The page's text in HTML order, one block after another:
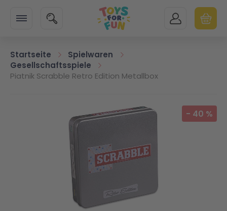
SUCHE MEIN KONTO
Startseite
Spielwaren
Gesellschaftsspiele
Piatnik Scrabble Retro Edition Metallbox
Zum Ende der Bildgalerie springen - 40 %